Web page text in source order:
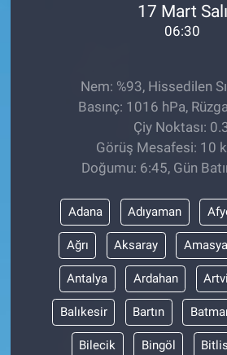
17 Mart Salı
06:30
Nem: %93, Hissedilen
Basınç: 1016 hPa,
Çiy Noktası:
Görüş Mesafesi: 10
Doğumu: 6:45, Gün
Adana Adıyaman
Ağrı Aksaray Amasya
Antalya Ardahan
Balıkesir Bartın
Bilecik Bingöl Bitlis